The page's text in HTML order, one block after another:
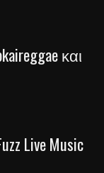
και
Live Music